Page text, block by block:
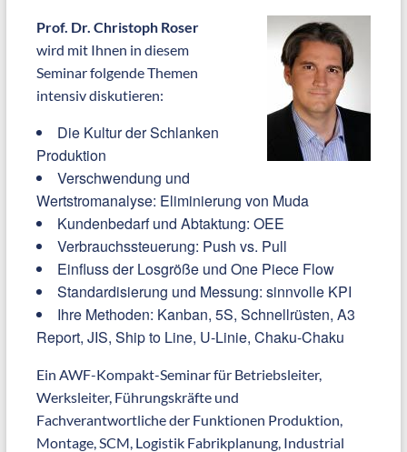
Prof. Dr. Christoph Roser
wird mit Ihnen in diesem
Seminar folgende Themen
intensiv diskutieren:
Die Kultur der Schlanken
Produktion
Verschwendung und
Wertstromanalyse: Eliminierung von Muda
Kundenbedarf und Abtaktung: OEE
Verbrauchssteuerung: Push vs. Pull
Einfluss der Losgröße und One Piece Flow
Standardisierung und Messung: sinnvolle KPI
Ihre Methoden: Kanban, 5S, Schnellrüsten, A3
Report, JIS, Ship to Line, U-Linie, Chaku-Chaku
Ein AWF-Kompakt-Seminar für Betriebsleiter,
Werksleiter, Führungskräfte und
Fachverantwortliche der Funktionen Produktion,
Montage, SCM, Logistik Fabrikplanung, Industrial